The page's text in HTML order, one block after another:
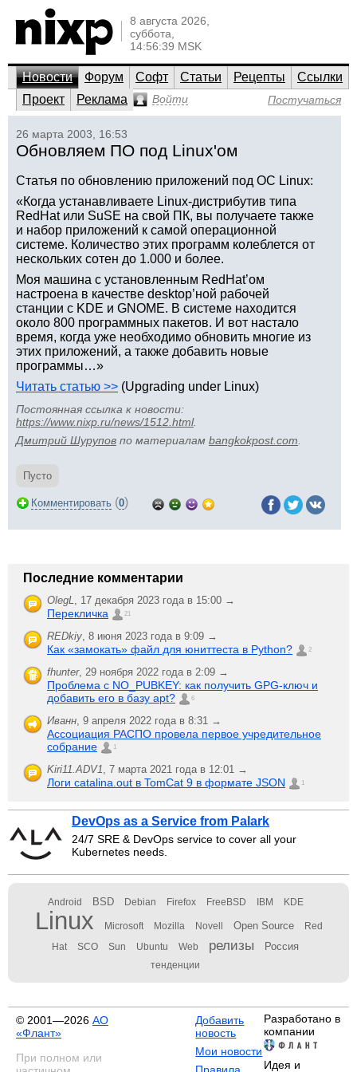
8 августа 2026,
суббота,
14:56:39 MSK
Новости Форум Софт Статьи Рецепты
Ссылки
Проект
Реклама Войти Постучаться
26 марта 2003, 16:53
Обновляем ПО под Linux'ом
Статья по обновлению приложений под ОС Linux:
«Когда устанавливаете Linux-дистрибутив типа
RedHat или SuSE на свой ПК, вы получаете также
и набор приложений к самой операционной
системе. Количество этих программ колеблется от
нескольких сотен до 1.000 и более.
Моя машина с установленным RedHat’ом
настроена в качестве desktop’ной рабочей
станции с KDE и GNOME. В системе находится
около 800 программных пакетов. И вот настало
время, когда уже необходимо обновить многие из
этих приложений, а также добавить новые
программы…»
Читать статью >> (Upgrading under Linux)
Постоянная ссылка к новости:
https://www.nixp.ru/news/1512.html.
Дмитрий Шурупов по материалам bangkokpost.com
Пусто
Комментировать (0)
Последние комментарии
OlegL, 17 декабря 2023 года в 15:00 →
Перекличка 21
REDkiy, 8 июня 2023 года в 9:09 →
Как «замокать» файл для юниттеста в Python? 2
fhunter, 29 ноября 2022 года в 2:09 →
Проблема с NO_PUBKEY: как получить GPG-ключ и
добавить его в базу apt?
6
Иванн, 9 апреля 2022 года в 8:31 →
Ассоциация РАСПО провела первое учредительное
собрание
1
Kiri11.ADV1, 7 марта 2021 года в 12:01 →
Логи catalina.out в TomCat 9 в формате JSON 1
DevOps as a Service from Palark
24/7 SRE & DevOps service to cover all your
Kubernetes needs.
Android BSD Debian Firefox FreeBSD IBM KDE
Linux Microsoft Mozilla Novell Open Source Red
Hat SCO Sun Ubuntu Web релизы Россия
тенденции
© 2001—2026 АО
«Флант»
При полном или
Добавить
новость
Мои новости
Разработано в
компании
Идея и